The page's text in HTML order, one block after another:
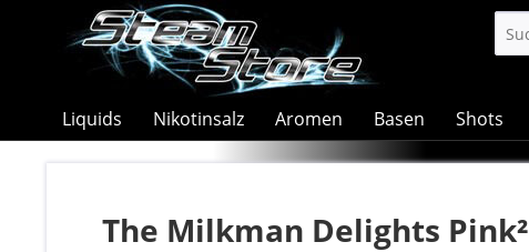
Liquids Nikotinsalz Aromen Basen Shots
The Milkman Delights Pink²